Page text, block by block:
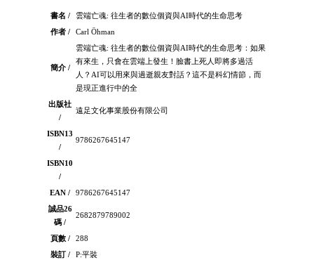
書名 /
雲端亡魂: 往生者的數位個資與AI時代的生命思考
作者 /
Carl Öhman
簡介 /
雲端亡魂: 往生者的數位個資與AI時代的生命思考：如果
有來生，只會在雲端上發生！臉書上死人即將多過活
人？AI可以用來與過逝親友對話？這不是科幻情節，而
是現正進行中的全
出版社
/
遠足文化事業股份有限公司
ISBN13
/
9786267645147
ISBN10
/
EAN /
9786267645147
誠品26
碼 /
2682879789002
頁數 /
288
裝訂 /
P:平裝